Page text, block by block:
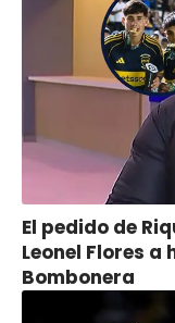
El pedido de
Leonel Flores a
Bombonera